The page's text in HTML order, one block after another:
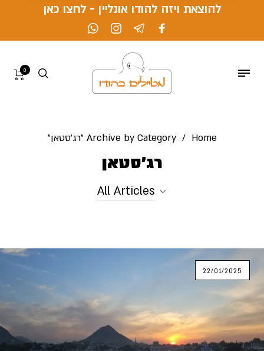
להוצאת ויזה להודו אונליין - לחצו כאן
0
Home
/ Archive by Category "רג'סטאן"
רג'סטאן
All Articles
איך מגיעים
ביטוח להודו
22/01/2025